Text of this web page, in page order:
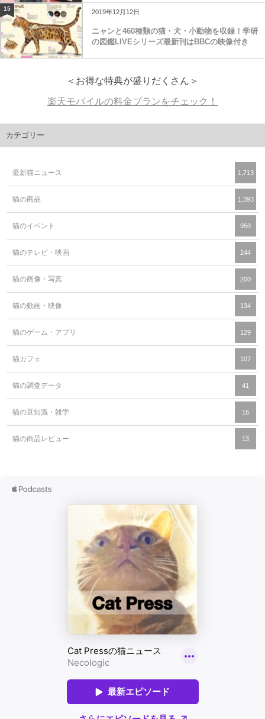
15 2019年12月12日
ニャンと460種類の猫・犬・小動物を収録！学研
の図鑑LIVEシリーズ最新刊はBBCの映像付き
＜お得な特典が盛りだくさん＞
楽天モバイルの料金プランをチェック！
カテゴリー
最新猫ニュース 1,713
猫の商品 1,393
猫のイベント 950
猫のテレビ・映画 244
猫の画像・写真 200
猫の動画・映像 134
猫のゲーム・アプリ 129
猫カフェ 107
猫の調査データ 41
猫の豆知識・雑学 16
猫の商品レビュー 13